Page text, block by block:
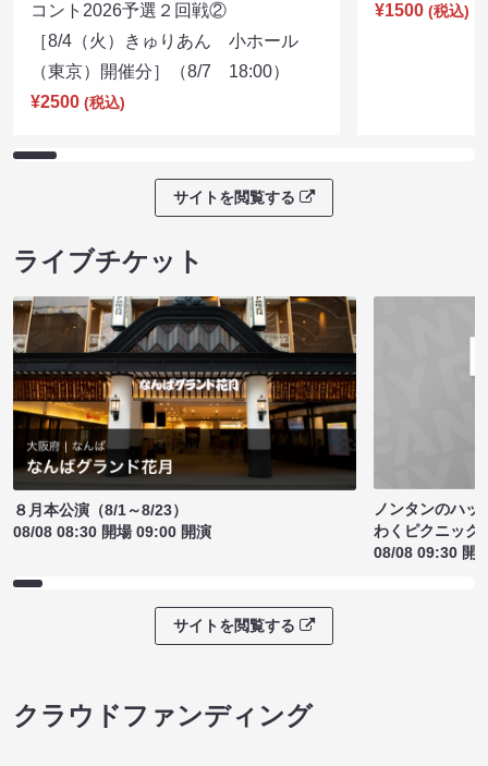
コント2026予選２回戦②
［8/4（火）きゅりあん 小ホール
（東京）開催分］（8/7 18:00）
¥2500 (税込)
¥1500 (税込)
サイトを閲覧する
ライブチケット
８月本公演（8/1～8/23）
08/08 08:30 開場 09:00 開演
ノンタンのハッ
わくピクニック
08/08 09:30 開
サイトを閲覧する
クラウドファンディング